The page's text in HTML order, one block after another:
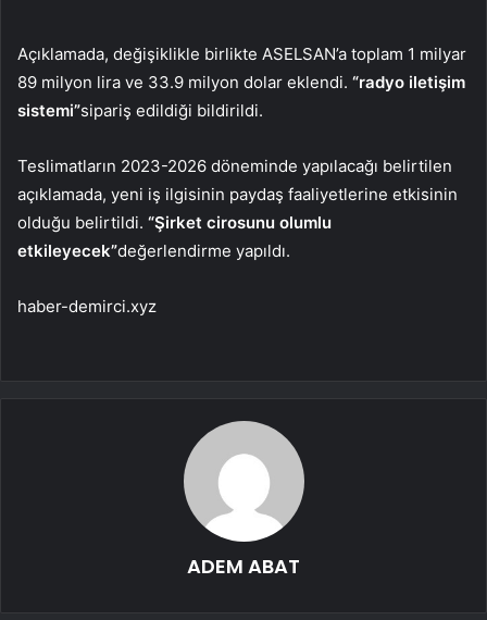
Açıklamada, değişiklikle birlikte ASELSAN’a toplam 1 milyar
89 milyon lira ve 33.9 milyon dolar eklendi. “radyo iletişim
sistemi”sipariş edildiği bildirildi.
Teslimatların 2023-2026 döneminde yapılacağı belirtilen
açıklamada, yeni iş ilgisinin paydaş faaliyetlerine etkisinin
olduğu belirtildi. “Şirket cirosunu olumlu
etkileyecek”değerlendirme yapıldı.
haber-demirci.xyz
ADEM ABAT